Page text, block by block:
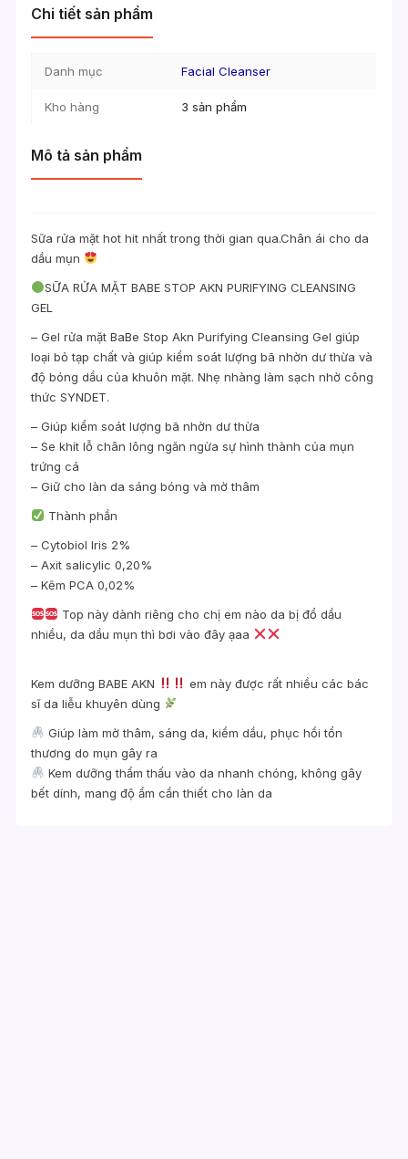
Chi tiết sản phẩm
Danh mục Facial Cleanser
Kho hàng 3 sản phẩm
Mô tả sản phẩm
Sữa rửa mặt hot hit nhất trong thời gian qua.Chân ái cho da
dầu mụn
SỮA RỬA MẶT BABE STOP AKN PURIFYING CLEANSING
GEL
– Gel rửa mặt BaBe Stop Akn Purifying Cleansing Gel giúp
loại bỏ tạp chất và giúp kiểm soát lượng bã nhờn dư thừa và
độ bóng dầu của khuôn mặt. Nhẹ nhàng làm sạch nhờ công
thức SYNDET.
– Giúp kiểm soát lượng bã nhờn dư thừa
– Se khít lỗ chân lông ngăn ngừa sự hình thành của mụn
trứng cá
– Giữ cho làn da sáng bóng và mờ thâm
Thành phần
– Cytobiol Iris 2%
– Axit salicylic 0,20%
– Kẽm PCA 0,02%
Top này dành riêng cho chị em nào da bị đổ dầu
nhiều, da dầu mụn thì bơi vào đây ạaa
Kem dưỡng BABE AKN
em này được rất nhiều các bác
sĩ da liễu khuyên dùng
Giúp làm mờ thâm, sáng da, kiềm dầu, phục hồi tổn
thương do mụn gây ra
Kem dưỡng thẩm thấu vào da nhanh chóng, không gây
bết dính, mang độ ẩm cần thiết cho làn da